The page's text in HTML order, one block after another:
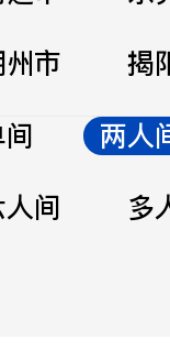
市
揭
两人
间
多